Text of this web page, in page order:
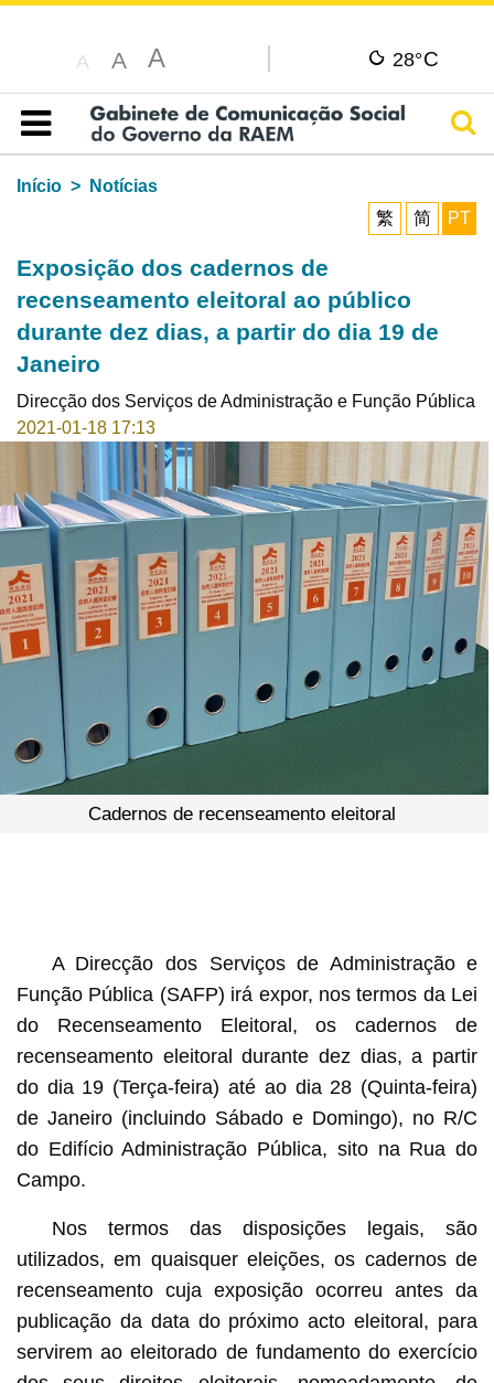
A A A 28°C
Índice
Início
Notícias
繁
简 PT
Exposição dos cadernos de
recenseamento eleitoral ao público
durante dez dias, a partir do dia 19 de
Janeiro
Direcção dos Serviços de Administração e Função Pública
2021-01-18 17:13
Cadernos de recenseamento eleitoral
A Direcção dos Serviços de Administração e
Função Pública (SAFP) irá expor, nos termos da Lei
do Recenseamento Eleitoral, os cadernos de
recenseamento eleitoral durante dez dias, a partir
do dia 19 (Terça-feira) até ao dia 28 (Quinta-feira)
de Janeiro (incluindo Sábado e Domingo), no R/C
do Edifício Administração Pública, sito na Rua do
Campo.
Nos termos das disposições legais, são
utilizados, em quaisquer eleições, os cadernos de
recenseamento cuja exposição ocorreu antes da
publicação da data do próximo acto eleitoral, para
servirem ao eleitorado de fundamento do exercício